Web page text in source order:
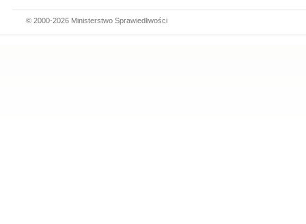
© 2000-2026 Ministerstwo Sprawiedliwości